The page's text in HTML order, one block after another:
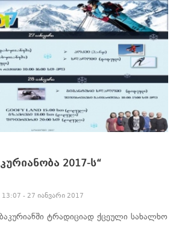
2017-ს“
13:07 - 27 იანვარი 2017
ტრადიციად ქცეული სახალხო